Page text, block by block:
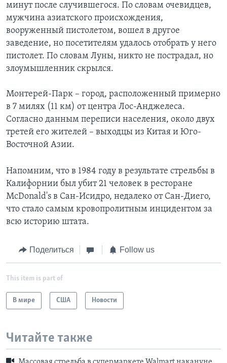
минут после случившегося. По словам очевидцев,
мужчина азиатского происхождения,
вооруженный пистолетом, вошел в другое
заведение, но посетителям удалось отобрать у него
пистолет. По словам Луны, никто не пострадал, но
злоумышленник скрылся.
Монтерей-Парк – город, расположенный примерно
в 7 милях (11 км) от центра Лос-Анджелеса.
Согласно данным переписи населения, около двух
третей его жителей – выходцы из Китая и Юго-
Восточной Азии.
Напомним, что в 1984 году в результате стрельбы в
Калифорнии был убит 21 человек в ресторане
McDonald's в Сан-Исидро, недалеко от Сан-Диего,
что стало самым кровопролитным инцидентом за
всю историю штата.
Поделиться Follow us
This item is part of
В мире США Новости
Читайте также